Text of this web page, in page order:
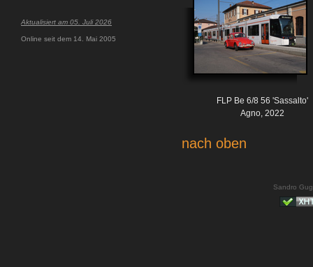
Aktualisiert am 05. Juli 2026
Online seit dem 14. Mai 2005
FLP Be 6/8 56 'Sassalto'
Agno, 2022
nach oben
Sandro